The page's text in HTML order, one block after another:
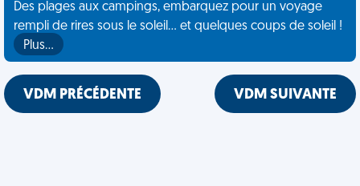
Des plages aux campings, embarquez pour un voyage
rempli de rires sous le soleil... et quelques coups de soleil !
Plus…
VDM PRÉCÉDENTE VDM SUIVANTE